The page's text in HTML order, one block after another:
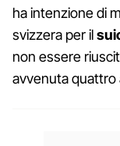
ha intenzione di
svizzera per il
non essere
avvenuta quattro